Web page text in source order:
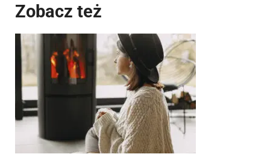
Zobacz też